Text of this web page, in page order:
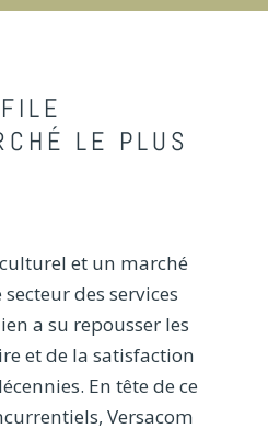
LE PLUS
et un marché
des services
a su repousser les
et de la satisfaction
En tête de ce
Versacom